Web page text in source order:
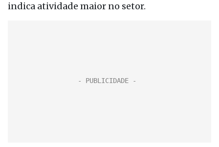
indica atividade maior no setor.